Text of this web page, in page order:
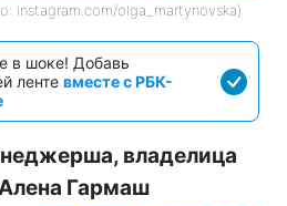
instagram.com/olga_martynovska)
в шоке! Добавь
ленте вместе с РБК-
владелица
Гармаш